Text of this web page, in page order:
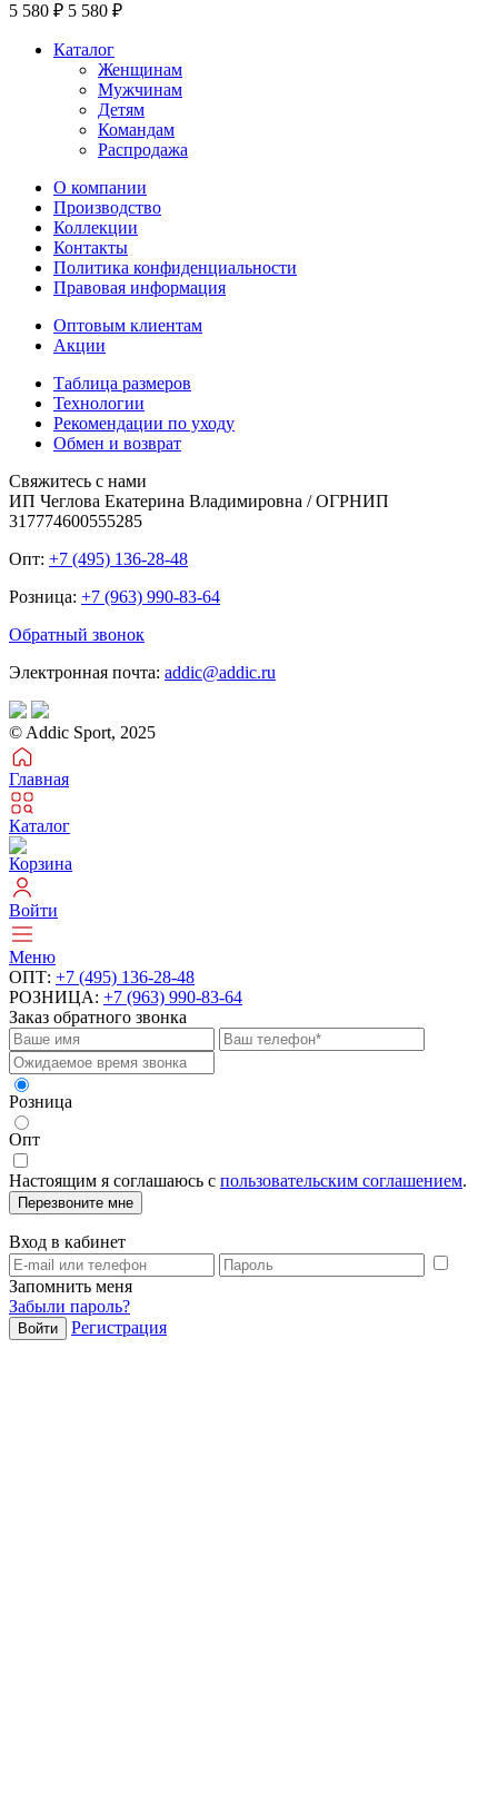
5 580 ₽ 5 580 ₽
Каталог
Женщинам
Мужчинам
Детям
Командам
Распродажа
О компании
Производство
Коллекции
Контакты
Политика конфиденциальности
Правовая информация
Оптовым клиентам
Акции
Таблица размеров
Технологии
Рекомендации по уходу
Обмен и возврат
Свяжитесь с нами
ИП Чеглова Екатерина Владимировна / ОГРНИП
317774600555285
Опт: +7 (495) 136-28-48
Розница: +7 (963) 990-83-64
Обратный звонок
Электронная почта: addic@addic.ru
© Addic Sport, 2025
Главная
Каталог
Корзина
Войти
Меню
ОПТ: +7 (495) 136-28-48
РОЗНИЦА: +7 (963) 990-83-64
Заказ обратного звонка
Розница
Опт
Настоящим я соглашаюсь с пользовательским соглашением.
Перезвоните мне
Вход в кабинет
Запомнить меня
Забыли пароль?
Войти Регистрация